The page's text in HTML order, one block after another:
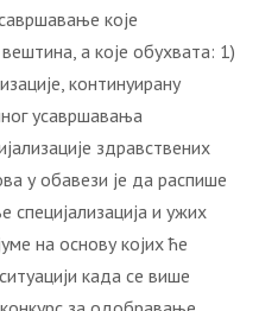
које
а које обухвата: 1)
континуирану
усавршавања
здравствених
у обавези је да распише
специјализација и ужих
на основу којих ће
када се више